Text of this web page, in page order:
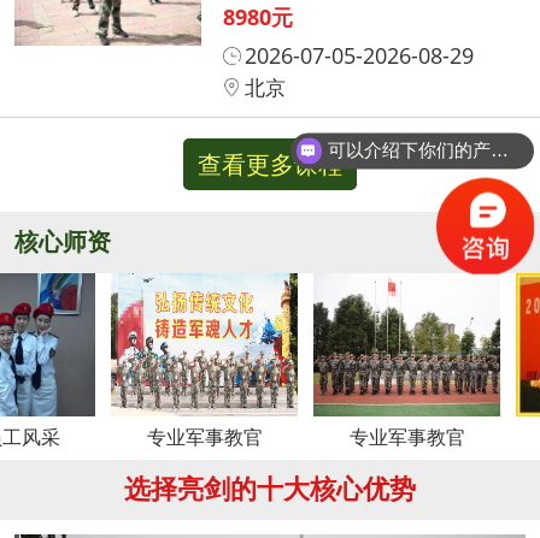
8980元
2026-07-05-2026-08-29
北京
查看更多课程
核心师资 更多
专业军事教官 专业军事教官
选择亮剑的十大核心优势
可以介绍下你们的产品么？